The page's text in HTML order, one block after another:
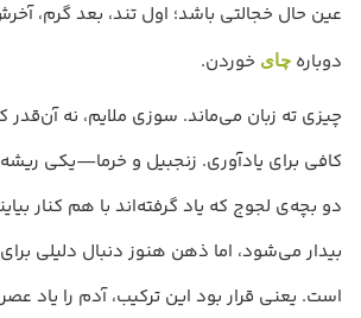
عین حال خجالتی باشد؛ اول تند، بعد گرم،
دوباره چای خوردن.
چیزی ته زبان می‌ماند. سوزی ملایم، نه آن‌قدر
کافی برای یادآوری. زنجبیل و خرما—یکی
دو بچه‌ی لجوج که یاد گرفته‌اند با هم کنار
بیدار می‌شود، اما ذهن هنوز دنبال دلیلی
است. یعنی قرار بود این ترکیب، آدم را یاد